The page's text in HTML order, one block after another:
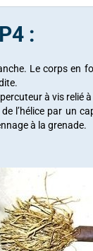
:
Le corps en
à vis
l’hélice par un
à la grenade.